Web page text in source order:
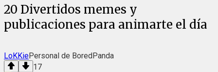
20 Divertidos memes y
publicaciones para animarte el día
LoKKiePersonal de BoredPanda
17